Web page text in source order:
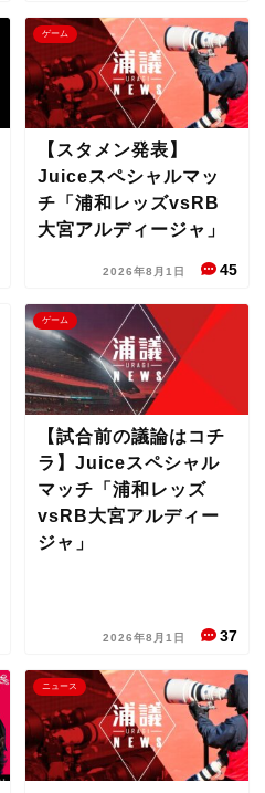
ゲーム
【スタメン発表】
Juiceスペシャルマッ
チ「浦和レッズvsRB
大宮アルディージャ」
2026年8月1日 45
ゲーム
【試合前の議論はコチ
ラ】Juiceスペシャル
マッチ「浦和レッズ
vsRB大宮アルディー
ジャ」
2026年8月1日 37
ニュース